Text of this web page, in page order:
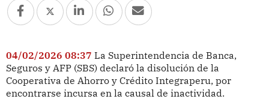
04/02/2026 08:37 La Superintendencia de Banca,
Seguros y AFP (SBS) declaró la disolución de la
Cooperativa de Ahorro y Crédito Integraperu, por
encontrarse incursa en la causal de inactividad.